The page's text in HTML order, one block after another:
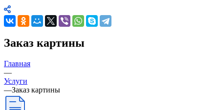
Заказ картины
Главная
—
Услуги
—Заказ картины